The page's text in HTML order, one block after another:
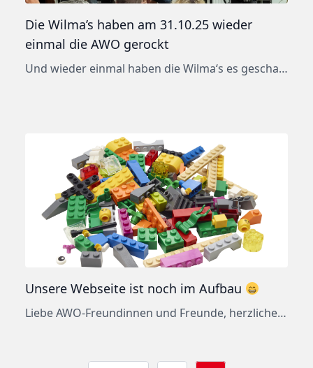
Die Wilma’s haben am 31.10.25 wieder
einmal die AWO gerockt
Und wieder einmal haben die Wilma‘s es geschafft… Am 31.10.2025 haben die drei Bandmitglieder – Arno Markgraf, Gitarre & Gesang, Ralf Wilhelms, Cajon und Percussion und René Wilhelms, Bass Gitarre und Gesang – aus unserer AWO eine kleine, aber sehr feine Pop-Arena gemacht. Für 2 Stunden hat der musikalische Mix – Folk-Pop aus eigenen Herstellung […]
Unsere Webseite ist noch im Aufbau
Liebe AWO-Freundinnen und Freunde, herzlichen Dank für Ihren Besuch auf unserer neuen Website. Noch sind unsere „Umbauarbeiten“ leider nicht komplett abgeschlossen. Wir benötigen noch ein wenig Zeit, um Ihnen alle aktuellen und zukünftigen Aktivitäten im neuen Outfit präsentieren zu können. Aber bald ist es endlich soweit und wir sind – wie gewohnt – wieder […]